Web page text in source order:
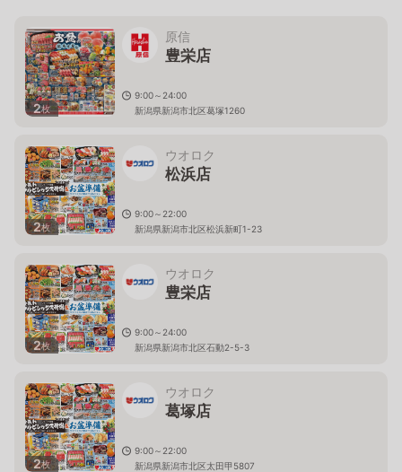
2枚
原信
豊栄店
9:00～24:00
新潟県新潟市北区葛塚1260
2枚
ウオロク
松浜店
9:00～22:00
新潟県新潟市北区松浜新町1-23
2枚
ウオロク
豊栄店
9:00～24:00
新潟県新潟市北区石動2-5-3
2枚
ウオロク
葛塚店
9:00～22:00
新潟県新潟市北区太田甲5807